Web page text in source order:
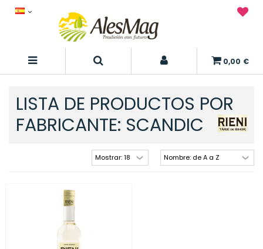
0,00 €
LISTA DE PRODUCTOS POR
FABRICANTE: SCANDIC